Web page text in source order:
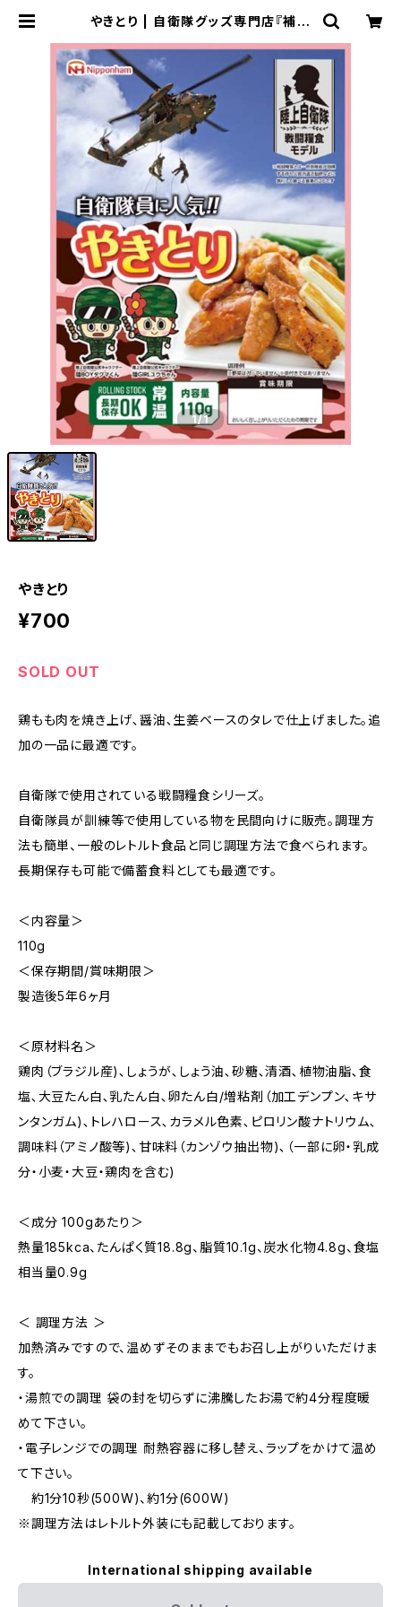
やきとり | 自衛隊グッズ専門店『補給
1/1
やきとり
¥700
SOLD OUT
鶏もも肉を焼き上げ､醤油､生姜ベースのタレで仕上げました。追
加の一品に最適です。
自衛隊で使用されている戦闘糧食シリーズ。
自衛隊員が訓練等で使用している物を民間向けに販売。調理方
法も簡単、一般のレトルト食品と同じ調理方法で食べられます。
長期保存も可能で備蓄食料としても最適です。
＜内容量＞
110g
＜保存期間/賞味期限＞
製造後5年6ヶ月
＜原材料名＞
鶏肉（ブラジル産)､しょうが､しょう油､砂糖､清酒､植物油脂､食
塩､大豆たん白､乳たん白､卵たん白/増粘剤（加工デンプン､キサ
ンタンガム)､トレハロース､カラメル色素､ピロリン酸ナトリウム､
調味料（アミノ酸等)､甘味料（カンゾウ抽出物)､（一部に卵・乳成
分・小麦・大豆・鶏肉を含む)
＜成分 100gあたり＞
熱量185kca、たんぱく質18.8g、脂質10.1g、炭水化物4.8g、食塩
相当量0.9g
＜ 調理方法 ＞
加熱済みですので、温めずそのままでもお召し上がりいただけま
す。
・湯煎での調理 袋の封を切らずに沸騰したお湯で約4分程度暖
めて下さい。
・電子レンジでの調理 耐熱容器に移し替え、ラップをかけて温め
て下さい。
約1分10秒(500W)、約1分(600W)
※調理方法はレトルト外装にも記載しております。
International shipping available